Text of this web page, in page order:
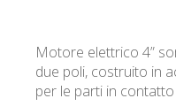
Motore elettrico 4”
due poli, costruito in
per le parti in contatto